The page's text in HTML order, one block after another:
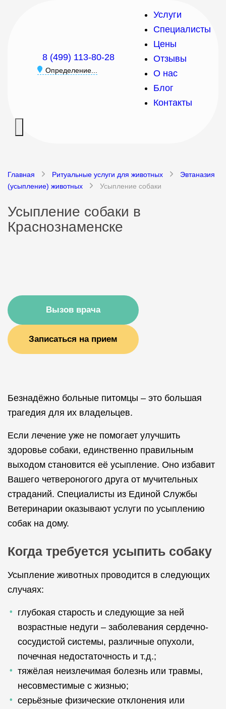
Услуги
Специалисты
Цены
Отзывы
О нас
Блог
Контакты
8 (499) 113-80-28
Определение...
Главная Ритуальные услуги для животных
Эвтаназия
(усыпление) животных
Усыпление собаки
Усыпление собаки в
Краснознаменске
Вызов врача
Записаться на прием
Безнадёжно больные питомцы – это большая
трагедия для их владельцев.
Если лечение уже не помогает улучшить
здоровье собаки, единственно правильным
выходом становится её усыпление. Оно избавит
Вашего четвероногого друга от мучительных
страданий. Специалисты из Единой Службы
Ветеринарии оказывают услуги по усыплению
собак на дому.
Когда требуется усыпить собаку
Усыпление животных проводится в следующих
случаях:
глубокая старость и следующие за ней
возрастные недуги – заболевания сердечно-
сосудистой системы, различные опухоли,
почечная недостаточность и т.д.;
тяжёлая неизлечимая болезнь или травмы,
несовместимые с жизнью;
серьёзные физические отклонения или